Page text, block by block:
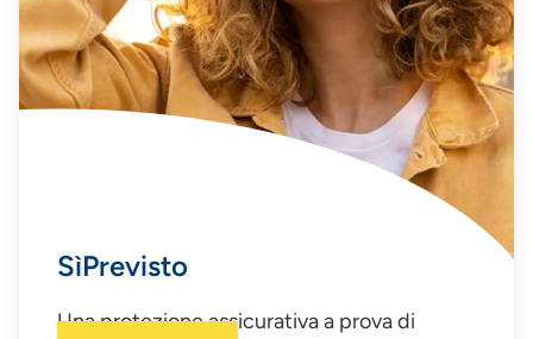
SìPrevisto
Una protezione assicurativa a prova di